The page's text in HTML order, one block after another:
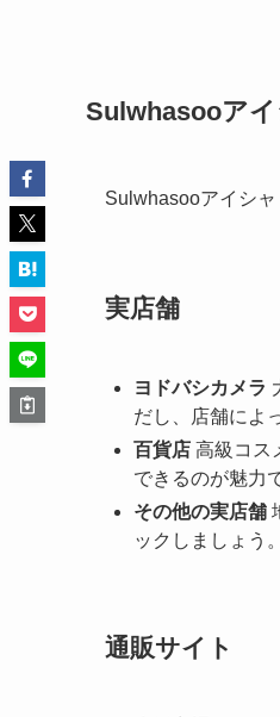
Sulwhasooアイ
Sulwhasooアイシ
実店舗
ヨドバシカメラ
だし、店舗によ
百貨店 高級コス
できるのが魅力
その他の実店舗
ックしましょう。
通販サイト